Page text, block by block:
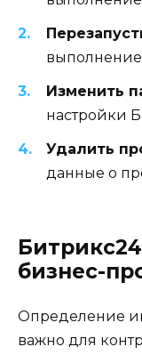
выполнение
Изменить
настройки
Удалить
данные о
бизнес-
Определение
важно для